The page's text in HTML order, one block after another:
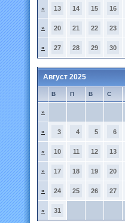
» 13 14 15 16
» 20 21 22 23
» 27 28 29 30
Август 2025
В П В С
»
» 3 4 5 6
» 10 11 12 13
» 17 18 19 20
» 24 25 26 27
» 31